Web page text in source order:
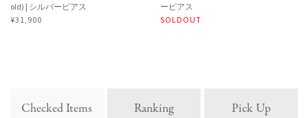
old) | シルバーピアス
¥31,900
ーピアス
SOLDOUT
Checked Items Ranking Pick Up